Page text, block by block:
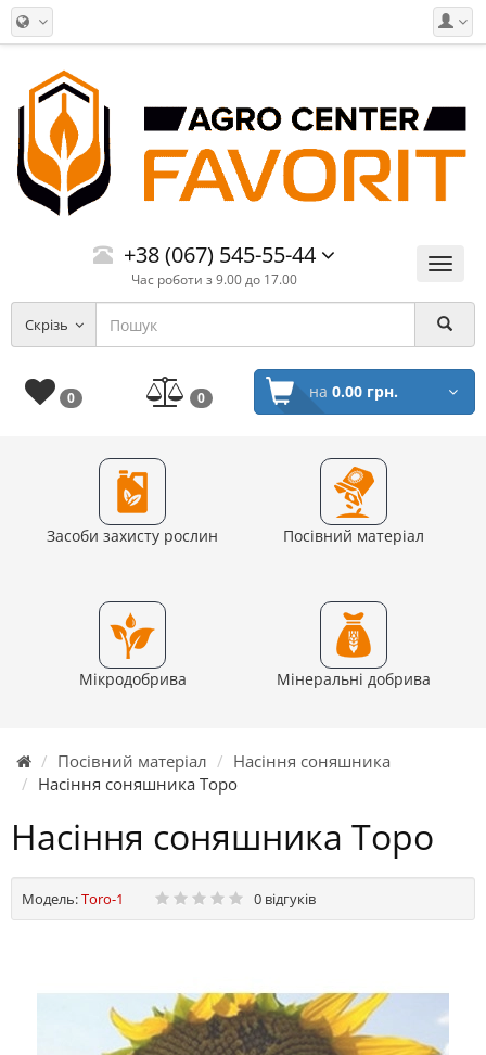
Меню
+38 (067) 545-55-44
Час роботи з 9.00 до 17.00
Скрізь
0 0 на 0.00 грн.
Засоби захисту рослин Посівний матеріал
Мікродобрива Мінеральні добрива
Посівний матеріал
Насіння соняшника
Насіння соняшника Торо
Насіння соняшника Торо
Модель:Toro-1 0 відгуків